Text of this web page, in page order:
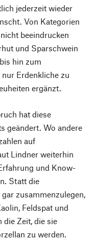
jederzeit wieder
Von Kategorien
beeindrucken
und Sparschwein
hin zum
Erdenkliche zu
ergänzt.
hat diese
geändert. Wo andere
auf
Lindner weiterhin
und Know-
Statt die
zusammenzulegen,
Feldspat und
die Zeit, die sie
zu werden.